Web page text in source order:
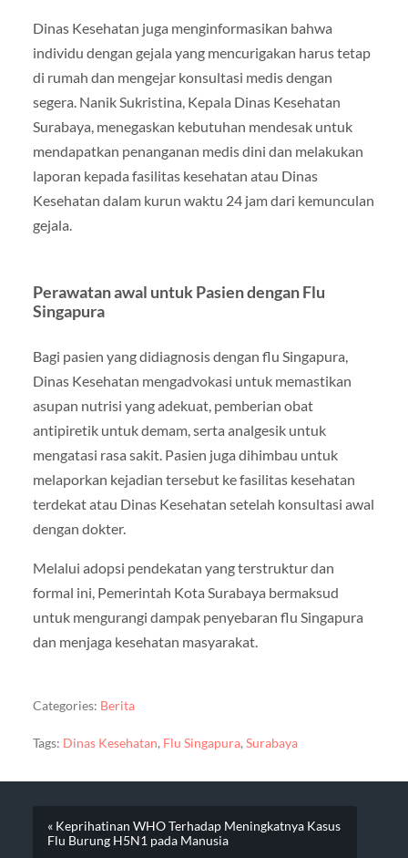
Dinas Kesehatan juga menginformasikan bahwa
individu dengan gejala yang mencurigakan harus tetap
di rumah dan mengejar konsultasi medis dengan
segera. Nanik Sukristina, Kepala Dinas Kesehatan
Surabaya, menegaskan kebutuhan mendesak untuk
mendapatkan penanganan medis dini dan melakukan
laporan kepada fasilitas kesehatan atau Dinas
Kesehatan dalam kurun waktu 24 jam dari kemunculan
gejala.
Perawatan awal untuk Pasien dengan Flu
Singapura
Bagi pasien yang didiagnosis dengan flu Singapura,
Dinas Kesehatan mengadvokasi untuk memastikan
asupan nutrisi yang adekuat, pemberian obat
antipiretik untuk demam, serta analgesik untuk
mengatasi rasa sakit. Pasien juga dihimbau untuk
melaporkan kejadian tersebut ke fasilitas kesehatan
terdekat atau Dinas Kesehatan setelah konsultasi awal
dengan dokter.
Melalui adopsi pendekatan yang terstruktur dan
formal ini, Pemerintah Kota Surabaya bermaksud
untuk mengurangi dampak penyebaran flu Singapura
dan menjaga kesehatan masyarakat.
Categories: Berita
Tags: Dinas Kesehatan, Flu Singapura, Surabaya
« Keprihatinan WHO Terhadap Meningkatnya Kasus
Flu Burung H5N1 pada Manusia